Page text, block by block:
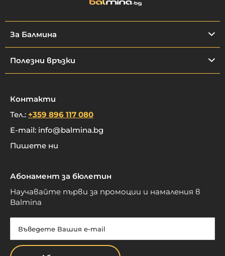
За Балмина
Полезни връзки
Контакти
Тел.: +359 896 117 080
E-mail: info@balmina.bg
Пишете ни
Абонамент за бюлетин
Научавайте първи за промоции и намаления в
Balmina